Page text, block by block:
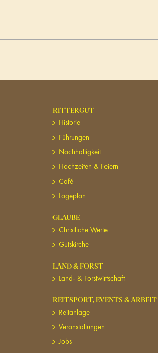
RITTERGUT
Historie
Führungen
Nachhaltigkeit
Hochzeiten & Feiern
Café
Lageplan
GLAUBE
Christliche Werte
Gutskirche
LAND & FORST
Land- & Forstwirtschaft
REITSPORT, EVENTS & ARBEIT
Reitanlage
Veranstaltungen
Jobs